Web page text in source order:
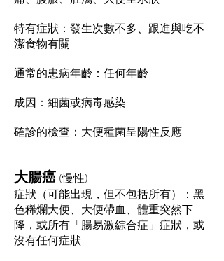
特有症狀：發生次數不多、跟進與吃不
潔食物有關
通常的患病年齡： 任何年齡
成因：細菌或病毒感染
確診的檢查：大便種菌呈陽性反應
大腸癌 (慢性)
症狀 （可能出現，但不包括所有）：黑
色稀爛大便、大便帶血、體重突然下
降，或所有「腸易激綜合症」症狀，或
沒有任何症狀